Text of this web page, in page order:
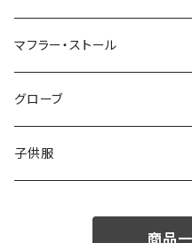
50/XL～
48/L
50/XL～
46/M
48/L
50/XL～
～44/S
46/M
48/L
マフラー・ストール
グローブ
子供服
商品